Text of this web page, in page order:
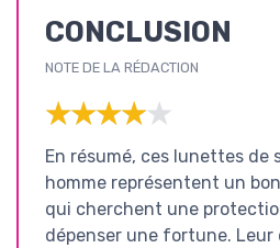
CONCLUSION
NOTE DE LA RÉDACTION
★★★★★
★★★★★
En résumé, ces lunettes de
homme représentent un
qui cherchent une
dépenser une fortune. Leur